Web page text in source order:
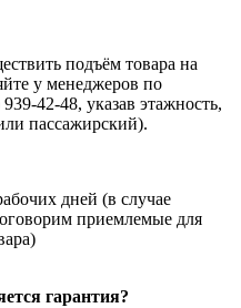
подъём товара на
у менеджеров по
42-48, указав этажность,
пассажирский).
дней (в случае
приемлемые для
гарантия?